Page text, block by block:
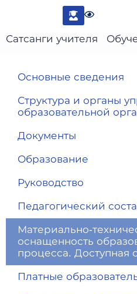
Сатсанги учителя
Основные сведения
Структура и органы
образовательной
Документы
Образование
Руководство
Педагогический
Материально-
оснащенность
процесса. Доступная
Платные